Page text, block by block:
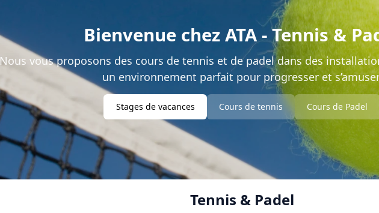
Bienvenue chez ATA - Tennis &
Nous vous proposons des cours de tennis et de padel dans des
un environnement parfait pour progresser et
Stages de vacances Cours de tennis Cours de Padel
Tennis & Padel